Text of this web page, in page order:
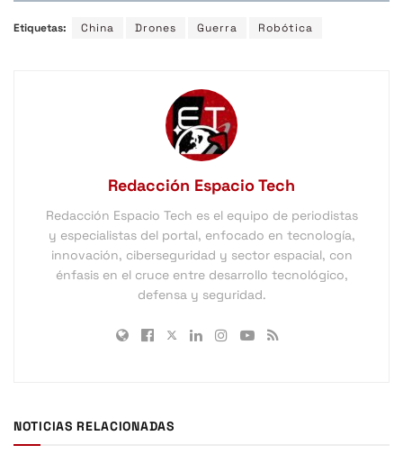
Etiquetas: China Drones Guerra Robótica
Redacción Espacio Tech
Redacción Espacio Tech es el equipo de periodistas
y especialistas del portal, enfocado en tecnología,
innovación, ciberseguridad y sector espacial, con
énfasis en el cruce entre desarrollo tecnológico,
defensa y seguridad.
NOTICIAS RELACIONADAS